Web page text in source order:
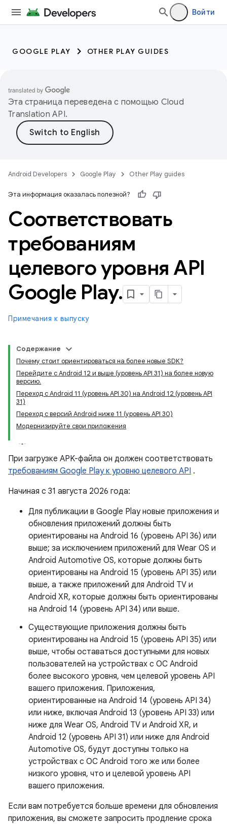
Войти
GOOGLE PLAY OTHER PLAY GUIDES
Эта страница переведена с помощью Cloud
Translation API.
Android Developers Google Play Other Play guides
Эта информация оказалась полезной?
Соответствовать
требованиям
целевого уровня API
Google Play.
Примечания к выпуску
Содержание
Почему стоит ориентироваться на более новые SDK?
Перейдите с Android 12 и выше (уровень API 31) на более новую
версию.
Переход с Android 11 (уровень API 30) на Android 12 (уровень API
31)
Переход с версий Android ниже 11 (уровень API 30)
Модернизируйте свои приложения
При загрузке APK-файла он должен соответствовать
требованиям Google Play к уровню целевого API .
Начиная с 31 августа 2026 года:
Для публикации в Google Play новые приложения и
обновления приложений должны быть
ориентированы на Android 16 (уровень API 36) или
выше; за исключением приложений для Wear OS и
Android Automotive OS, которые должны быть
ориентированы на Android 15 (уровень API 35) или
выше, а также приложений для Android TV и
Android XR, которые должны быть ориентированы
на Android 14 (уровень API 34) или выше.
Существующие приложения должны быть
ориентированы на Android 15 (уровень API 35) или
выше, чтобы оставаться доступными для новых
пользователей на устройствах с ОС Android
более высокого уровня, чем целевой уровень API
вашего приложения. Приложения,
ориентированные на Android 14 (уровень API 34)
или ниже, включая Android 13 (уровень API 33) или
ниже для Wear OS, Android TV и Android XR, и
Android 12 (уровень API 31) или ниже для Android
Automotive OS, будут доступны только на
устройствах с ОС Android того же или более
низкого уровня, что и целевой уровень API
вашего приложения.
Если вам потребуется больше времени для обновления
приложения, вы сможете запросить продление срока